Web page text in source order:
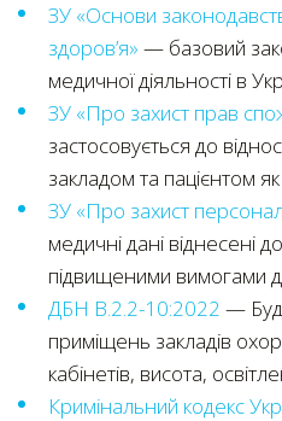
ЗУ «Основи
здоров’я» — базовий
медичної діяльності в
ЗУ «Про захист прав
застосовується до
закладом та пацієнтом
ЗУ «Про захист
медичні дані віднесені
підвищеними вимогами
ДБН В.2.2-10:2022 —
приміщень закладів
кабінетів, висота,
Кримінальний кодекс